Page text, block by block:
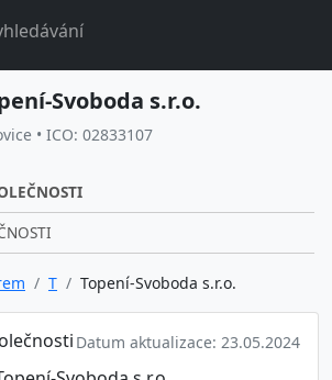
Svoboda s.r.o.
• ICO: 02833107
T Topení-Svoboda s.r.o.
Datum aktualizace: 23.05.2024